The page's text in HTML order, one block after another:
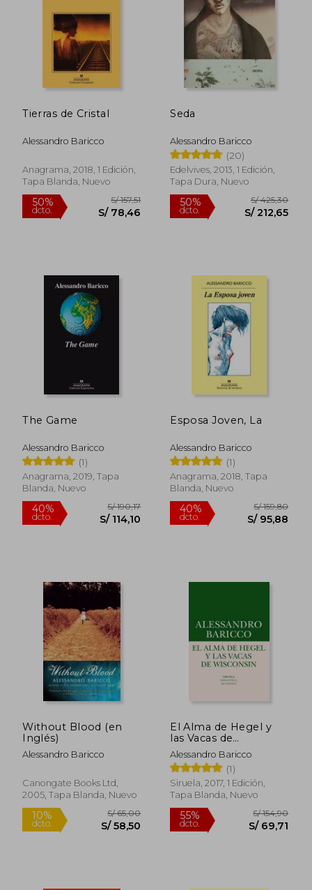
dcto. S/ 66,49
55%
dcto.
Tierras de Cristal
Alessandro Baricco
Anagrama, 2018, 1 Edición,
Tapa Blanda, Nuevo
50%
dcto. S/ 78,46
Seda
Alessandro Baricco
(20)
Edelvives, 2013, 1 Edición,
Tapa Dura, Nuevo
50%
dcto. S/
The Game
Alessandro Baricco
(1)
Anagrama, 2019, Tapa
Blanda, Nuevo
Esposa Joven, La
Alessandro Baricco
(1)
Anagrama, 2018, Tapa
Blanda, Nuevo
Without Blood (en
Inglés)
Alessandro Baricco
Canongate Books Ltd,
2005, Tapa Blanda, Nuevo
El Alma de Hegel y
las Vacas de
Wisconsin
Alessandro Baricco
(1)
Siruela, 2017, 1 Edición,
Tapa Blanda, Nuevo